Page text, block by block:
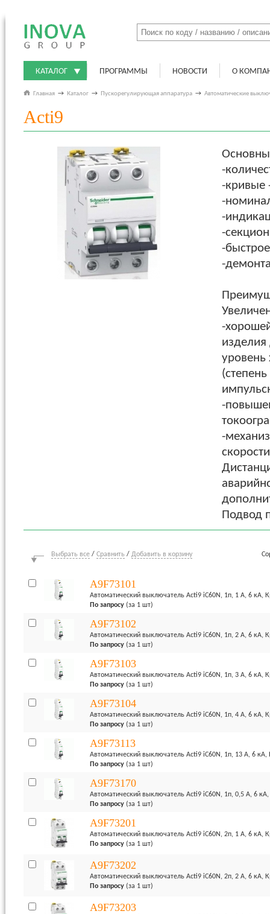
КАТАЛОГ ПРОГРАММЫ НОВОСТИ О
Главная → Каталог → Пускорегулирующая аппаратура → Автоматические
Acti9
-
-кривые
-
-
-
-
-
-
уровень
-
-
Подвод
Выбрать все / Сравнить / Добавить в корзину
A9F73101
Автоматический выключатель Acti9 iC60N, 1п, 1 А, 6 кА,
По запросу (за 1 шт)
A9F73102
Автоматический выключатель Acti9 iC60N, 1п, 2 А, 6 кА,
По запросу (за 1 шт)
A9F73103
Автоматический выключатель Acti9 iC60N, 1п, 3 А, 6 кА,
По запросу (за 1 шт)
A9F73104
Автоматический выключатель Acti9 iC60N, 1п, 4 А, 6 кА,
По запросу (за 1 шт)
A9F73113
Автоматический выключатель Acti9 iC60N, 1п, 13 А, 6 кА,
По запросу (за 1 шт)
A9F73170
Автоматический выключатель Acti9 iC60N, 1п, 0,5 А, 6
По запросу (за 1 шт)
A9F73201
Автоматический выключатель Acti9 iC60N, 2п, 1 А, 6 кА,
По запросу (за 1 шт)
A9F73202
Автоматический выключатель Acti9 iC60N, 2п, 2 А, 6 кА,
По запросу (за 1 шт)
A9F73203